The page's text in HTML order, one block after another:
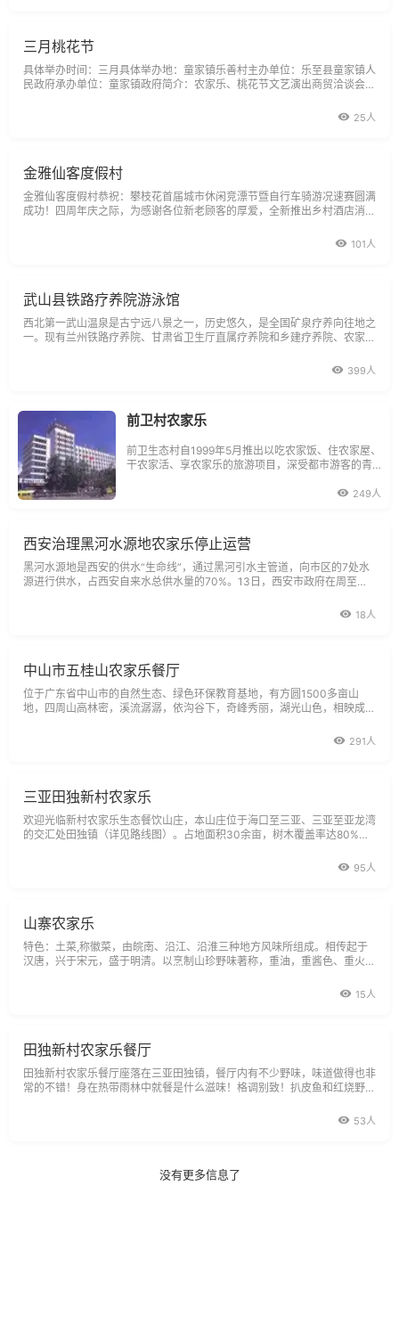
三月桃花节
具体举办时间：三月具体举办地：童家镇乐善村主办单位：乐至县童家镇人
民政府承办单位：童家镇政府简介：农家乐、桃花节文艺演出商贸洽谈会，
25人
金雅仙客度假村
金雅仙客度假村恭祝：攀枝花首届城市休闲竞漂节暨自行车骑游况速赛圆满
成功！四周年庆之际，为感谢各位新老顾客的厚爱，全新推出乡村酒店消费
101人
武山县铁路疗养院游泳馆
西北第一武山温泉是古宁远八景之一，历史悠久，是全国矿泉疗养向往地之
一。现有兰州铁路疗养院、甘肃省卫生厅直属疗养院和乡建疗养院、农家乐
399人
前卫村农家乐
前卫生态村自1999年5月推出以吃农家饭、住农家屋、
干农家活、享农家乐的旅游项目，深受都市游客的青
位，按其软硬件设施条件，分为AAA/AA级，其中AAA
249人
西安治理黑河水源地农家乐停止运营
黑河水源地是西安的供水“生命线”，通过黑河引水主管道，向市区的7处水
源进行供水，占西安自来水总供水量的70%。13日，西安市政府在周至县
18人
中山市五桂山农家乐餐厅
位于广东省中山市的自然生态、绿色环保教育基地，有方圆1500多亩山
地，四周山高林密，溪流潺潺，依沟谷下，奇峰秀丽，湖光山色，相映成
是一处人间仙境。伴随改革开放的春风，更使人们有钱有时间来享受这平日
291人
三亚田独新村农家乐
欢迎光临新村农家乐生态餐饮山庄，本山庄位于海口至三亚、三亚至亚龙湾
的交汇处田独镇（详见路线图）。占地面积30余亩，树木覆盖率达80%，
的伴奏下，品尝海南的农家飞鸡、野山羊、五指山小黄牛、新鲜的野生海95人
山寨农家乐
特色：土菜,称徽菜，由皖南、沿江、沿淮三种地方风味所组成。相传起于
汉唐，兴于宋元，盛于明清。以烹制山珍野味著称，重油，重酱色、重火
大油重，朴素实惠。沿江菜善烹河鲜、家禽，讲刀工、重形色，尤以烟熏技
15人
田独新村农家乐餐厅
田独新村农家乐餐厅座落在三亚田独镇，餐厅内有不少野味，味道做得也非
常的不错！身在热带雨林中就餐是什么滋味！格调别致！扒皮鱼和红烧野猪
53人
没有更多信息了